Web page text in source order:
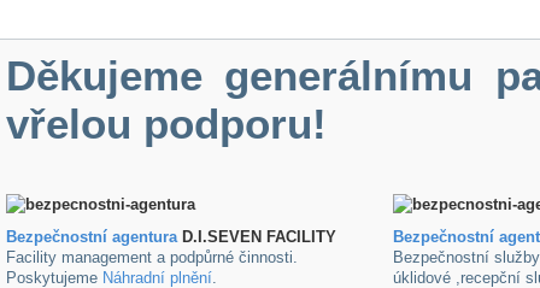
Děkujeme generálnímu
vřelou podporu!
Bezpečnostní agenturaD.I.SEVEN FACILITY
Facility management a podpůrné činnosti.
Poskytujeme Náhradní plnění.
Bezpečnostní
Bezpečnostní
úklidové ,recepční